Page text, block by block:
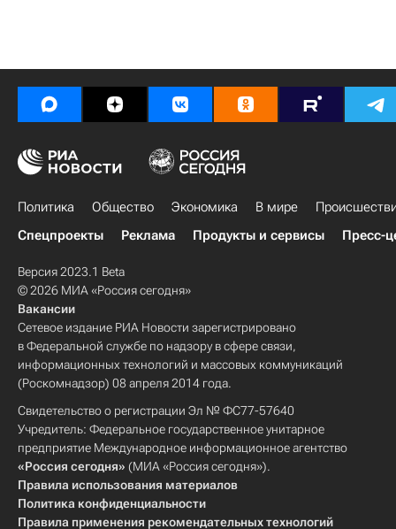
Политика Общество Экономика В мире
Спецпроекты
Реклама Продукты и сервисы Пресс-
Версия 2023.1 Beta
© 2026 МИА «Россия сегодня»
Вакансии
Сетевое издание РИА Новости зарегистрировано
в Федеральной службе по надзору в сфере связи,
информационных технологий и массовых коммуникаций
(Роскомнадзор) 08 апреля 2014 года.
Свидетельство о регистрации Эл № ФС77-57640
Учредитель: Федеральное государственное унитарное
предприятие Международное информационное агентство
«Россия сегодня» (МИА «Россия сегодня»).
Правила использования материалов
Политика конфиденциальности
Правила применения рекомендательных технологий